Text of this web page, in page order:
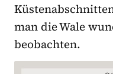
man die Wale
beobachten.